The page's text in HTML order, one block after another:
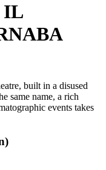
IL
built in a disused
same name, a rich
events takes